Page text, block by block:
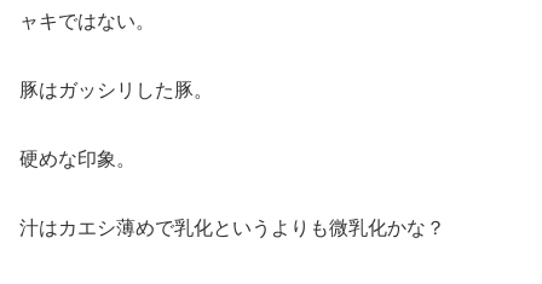
ャキではない。
豚はガッシリした豚。
硬めな印象。
汁はカエシ薄めで乳化というよりも微乳化かな？